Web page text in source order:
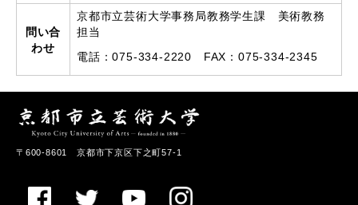
問い合
わせ
京都市立芸術大学事務局教務学生課 美術教務
担当
電話：075-334-2220 FAX：075-334-2345
〒600-8601 京都市下京区下之町57-1